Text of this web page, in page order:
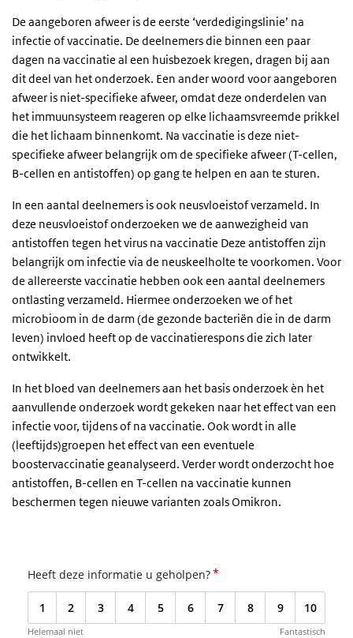
De aangeboren afweer is de eerste ‘verdedigingslinie’ na
infectie of vaccinatie. De deelnemers die binnen een paar
dagen na vaccinatie al een huisbezoek kregen, dragen bij aan
dit deel van het onderzoek. Een ander woord voor aangeboren
afweer is niet-specifieke afweer, omdat deze onderdelen van
het immuunsysteem reageren op elke lichaamsvreemde prikkel
die het lichaam binnenkomt. Na vaccinatie is deze niet-
specifieke afweer belangrijk om de specifieke afweer (T-cellen,
B-cellen en antistoffen) op gang te helpen en aan te sturen.
In een aantal deelnemers is ook neusvloeistof verzameld. In
deze neusvloeistof onderzoeken we de aanwezigheid van
antistoffen tegen het virus na vaccinatie Deze antistoffen zijn
belangrijk om infectie via de neuskeelholte te voorkomen. Voor
de allereerste vaccinatie hebben ook een aantal deelnemers
ontlasting verzameld. Hiermee onderzoeken we of het
microbioom in de darm (de gezonde bacteriën die in de darm
leven) invloed heeft op de vaccinatierespons die zich later
ontwikkelt.
In het bloed van deelnemers aan het basis onderzoek èn het
aanvullende onderzoek wordt gekeken naar het effect van een
infectie voor, tijdens of na vaccinatie. Ook wordt in alle
(leeftijds)groepen het effect van een eventuele
boostervaccinatie geanalyseerd. Verder wordt onderzocht hoe
antistoffen, B-cellen en T-cellen na vaccinatie kunnen
beschermen tegen nieuwe varianten zoals Omikron.
Heeft deze informatie u geholpen?*
1 2 3 4 5 6 7 8 9 10
Helemaal niet Fantastisch